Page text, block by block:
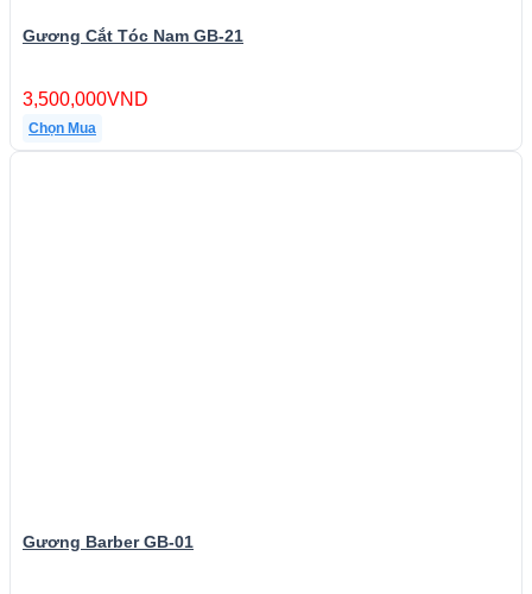
Gương Cắt Tóc Nam GB-21
3,500,000VND
Chọn Mua
Gương Barber GB-01